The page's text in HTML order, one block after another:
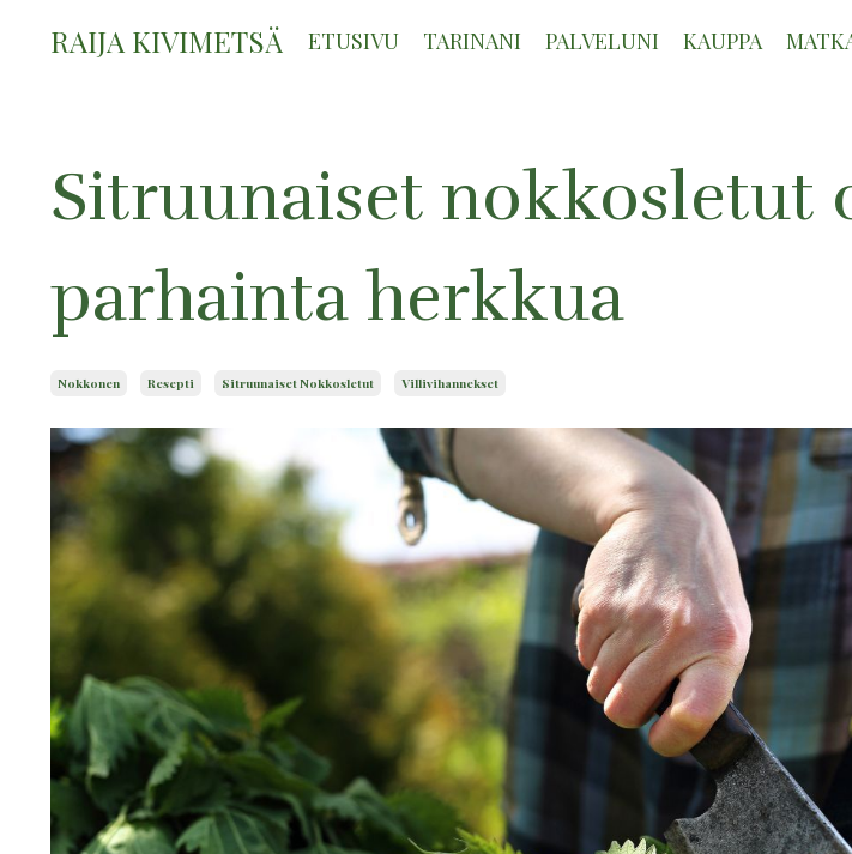
RAIJA KIVIMETSÄ ETUSIVU TARINANI PALVELUNI KAUPPA
Sitruunaiset nokkosletut
parhainta herkkua
Nokkonen Resepti Sitruunaiset Nokkosletut Villivihannekset